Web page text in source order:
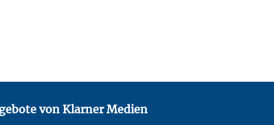
von Klarner Medien